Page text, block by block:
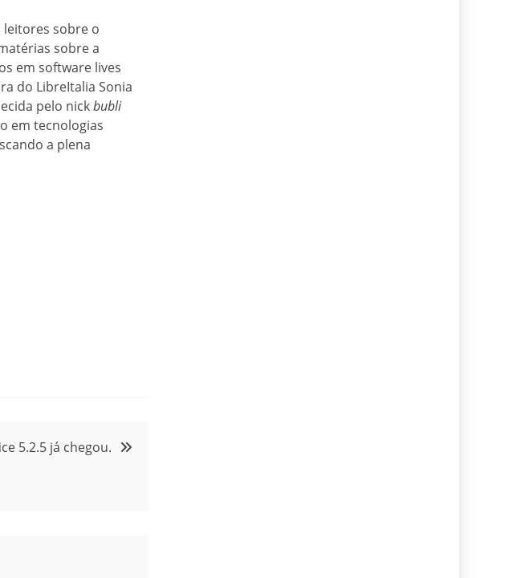
leitores sobre o
sobre a
em software lives
do LibreItalia Sonia
pelo nickbubli
em tecnologias
a plena
5.2.5 já chegou.